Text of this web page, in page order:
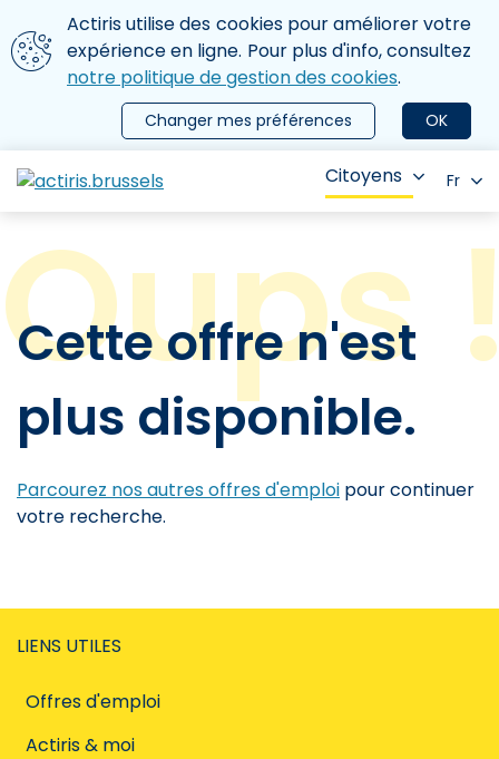
Aller au contenu principal
Nous utilisons des cookies
Actiris utilise des cookies pour améliorer votre
expérience en ligne. Pour plus d'info, consultez
notre politique de gestion des cookies.
OK
Changer mes préférences
le menu
Citoyens Fr
Cette offre n'est
plus disponible.
Parcourez nos autres offres d'emploi pour continuer
votre recherche.
LIENS UTILES
Offres d'emploi
Actiris & moi